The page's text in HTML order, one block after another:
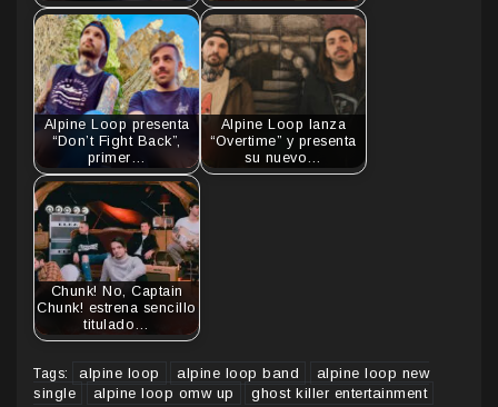
Alpine Loop presenta
“Don’t Fight Back”,
primer…
Alpine Loop lanza
“Overtime” y presenta
su nuevo…
Chunk! No, Captain
Chunk! estrena sencillo
titulado…
Tags: alpine loop alpine loop band
alpine loop new
single
alpine loop omw up ghost killer entertainment